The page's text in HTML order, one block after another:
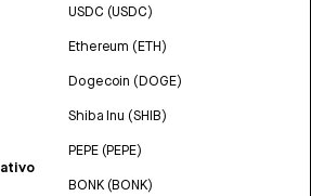
USDC (USDC)
Ethereum (ETH)
Dogecoin (DOGE)
Shiba Inu (SHIB)
PEPE (PEPE)
BONK (BONK)